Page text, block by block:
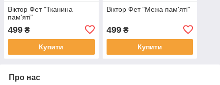
Віктор Фет "Тканина
пам'яті"
499 ₴
Купити
Віктор Фет "Межа пам'яті"
499₴
Купити
Про нас